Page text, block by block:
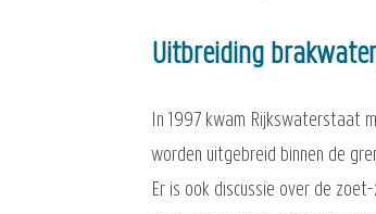
Uitbreiding
In 1997 kwam Rijkswaterstaat
worden uitgebreid binnen de
Er is ook discussie over de